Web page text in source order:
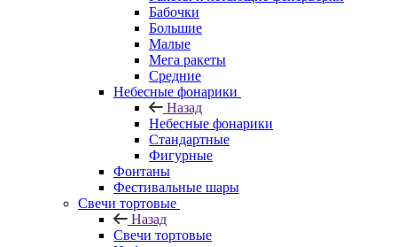
Бабочки
Большие
Малые
Мега ракеты
Средние
Небесные фонарики
Назад
Небесные фонарики
Стандартные
Фигурные
Фонтаны
Фестивальные шары
Свечи тортовые
Назад
Свечи тортовые